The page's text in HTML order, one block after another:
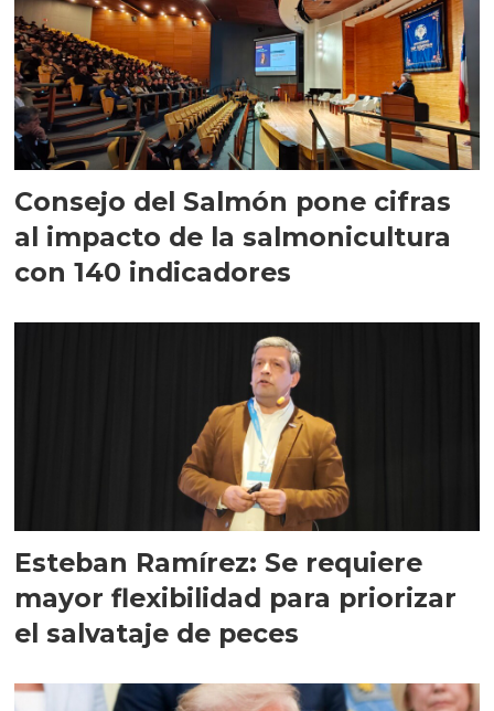
Consejo del Salmón pone cifras
al impacto de la salmonicultura
con 140 indicadores
Esteban Ramírez: Se requiere
mayor flexibilidad para priorizar
el salvataje de peces